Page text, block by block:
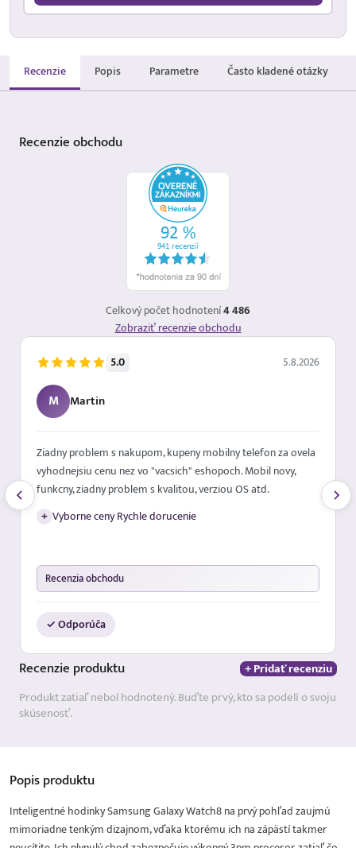
Recenzie Popis Parametre Často kladené otázky
Recenzieobchodu
Celkový počet hodnotení4 486
Zobraziť recenzie obchodu
5.0 5.8.2026
M Martin
Ziadny problem s nakupom, kupeny mobilny telefon za ovela
vyhodnejsiu cenu nez vo "vacsich" eshopoch. Mobil novy,
funkcny, ziadny problem s kvalitou, verziou OS atd.
+ Vyborne ceny Rychle dorucenie
Recenzia obchodu
✓ Odporúča
Recenzie produktu
+ Pridať recenziu
Produkt zatiaľ nebol hodnotený. Buďte prvý, kto sa podelí o svoju
skúsenosť.
Popisproduktu
Inteligentné hodinky Samsung Galaxy Watch8 na prvý pohľad zaujmú
mimoriadne tenkým dizajnom, vďaka ktorému ich na zápästí takmer